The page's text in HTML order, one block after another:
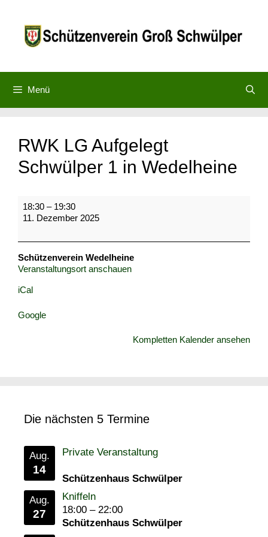
springen
Menü
RWK LG Aufgelegt
Schwülper 1 in Wedelheine
RWK
LG
Aufgelegt
in
Wedelheine
18:30 – 19:30
11. Dezember 2025
Schützenverein Wedelheine
Veranstaltungsort anschauen
iCal
Google
Kompletten Kalender ansehen
Die nächsten 5 Termine
Aug.
14
Private Veranstaltung
Schützenhaus Schwülper
Aug.
27
Kniffeln
18:00 – 22:00
Schützenhaus Schwülper